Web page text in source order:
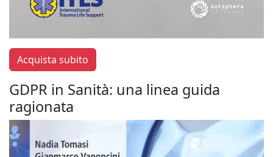
Acquista subito
GDPR in Sanità: una linea guida
ragionata